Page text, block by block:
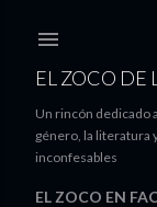
EL ZOCO
Un rincón dedicado
género, la literatura
inconfesables
EL ZOCO EN